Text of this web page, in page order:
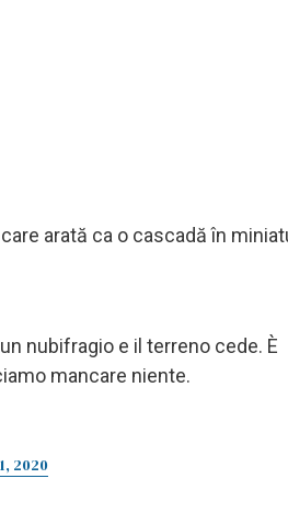
arată ca o cascadă în
nubifragio e il terreno cede. È
mancare niente.
2020